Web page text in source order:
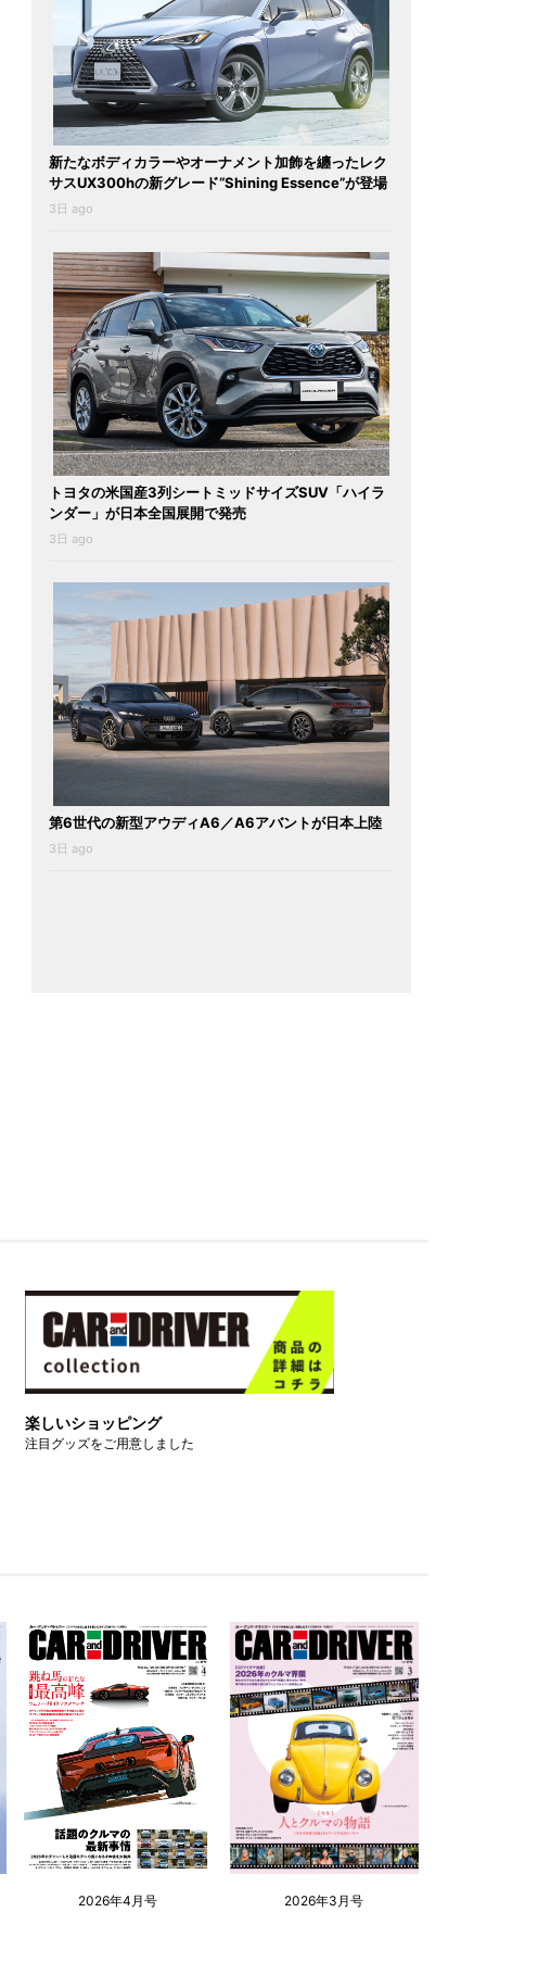
新たなボディカラーやオーナメント加飾を纏ったレク
サスUX300hの新グレード“Shining Essence”が登場
3日 ago
トヨタの米国産3列シートミッドサイズSUV「ハイラ
ンダー」が日本全国展開で発売
3日 ago
第6世代の新型アウディA6／A6アバントが日本上陸
3日 ago
楽しいショッピング
注目グッズをご用意しました
2026年4月号 2026年3月号